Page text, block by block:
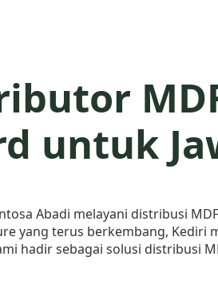
untuk
Abadi melayani distribusi
yang terus berkembang, Kediri
hadir sebagai solusi distribusi